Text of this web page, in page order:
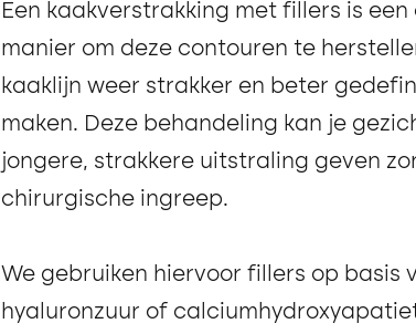
Een kaakverstrakking met fillers is
manier om deze contouren te
kaaklijn weer strakker en beter
maken. Deze behandeling kan je
jongere, strakkere uitstraling geven
chirurgische ingreep.
We gebruiken hiervoor fillers op basis
hyaluronzuur of